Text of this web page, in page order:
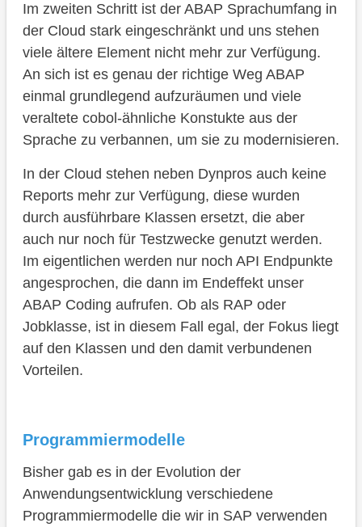
Im zweiten Schritt ist der ABAP Sprachumfang in
der Cloud stark eingeschränkt und uns stehen
viele ältere Element nicht mehr zur Verfügung.
An sich ist es genau der richtige Weg ABAP
einmal grundlegend aufzuräumen und viele
veraltete cobol-ähnliche Konstukte aus der
Sprache zu verbannen, um sie zu modernisieren.
In der Cloud stehen neben Dynpros auch keine
Reports mehr zur Verfügung, diese wurden
durch ausführbare Klassen ersetzt, die aber
auch nur noch für Testzwecke genutzt werden.
Im eigentlichen werden nur noch API Endpunkte
angesprochen, die dann im Endeffekt unser
ABAP Coding aufrufen. Ob als RAP oder
Jobklasse, ist in diesem Fall egal, der Fokus liegt
auf den Klassen und den damit verbundenen
Vorteilen.
Programmiermodelle
Bisher gab es in der Evolution der
Anwendungsentwicklung verschiedene
Programmiermodelle die wir in SAP verwenden